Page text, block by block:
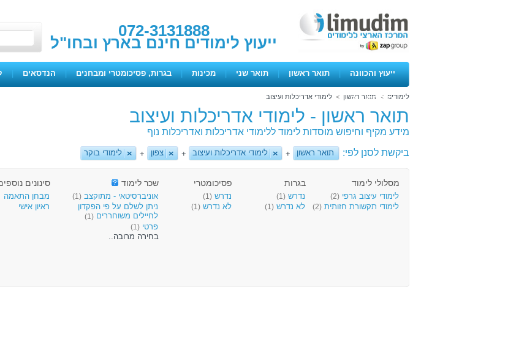
072-3131888
ייעוץ לימודים חינם בארץ ובחו"ל
ייעוץ והכוונה | תואר ראשון | תואר שני | מכינות | בגרות, פסיכומטרי ומבחנים | הנדסאים |
ימים פתוחיםלימודים > תואר ראשון > לימודי אדריכלות ועיצוב
תואר ראשון - לימודי אדריכלות ועיצוב
מידע מקיף וחיפוש מוסדות לימוד ללימודי אדריכלות ואדריכלות נוף
ביקשת לסנן לפי:
תואר ראשון + לימודי אדריכלות ועיצוב + צפון + לימודי בוקר
מסלולי לימוד
לימודי עיצוב גרפי (2)
לימודי תקשורת חזותית (2)
בגרות
נדרש (1)
לא נדרש (1)
פסיכומטרי
נדרש (1)
לא נדרש (1)
שכר לימוד
אוניברסיטאי - מתוקצב (1)
ניתן לשלם על פי הפקדון
לחיילים משוחררים (1)
פרטי (1)
בחירה מרובה..
סינונים
מבחן התאמה
ראיון אישי